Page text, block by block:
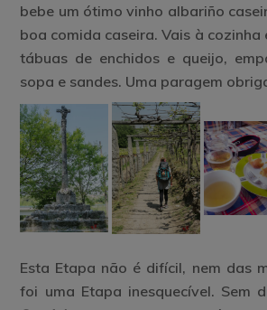
bebe um ótimo vinho albariño
boa comida caseira. Vais à cozinha
tábuas de enchidos e queijo,
sopa e sandes. Uma paragem
Esta Etapa não é difícil, nem das
foi uma Etapa inesquecível. Sem